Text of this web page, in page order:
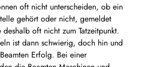
oft nicht unterscheiden, ob ein
gehört oder nicht, gemeldet
oft nicht zum Tatzeitpunkt.
ist dann schwierig, doch hin und
Erfolg. Bei einer